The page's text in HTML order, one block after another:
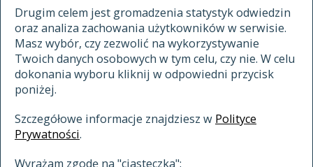
Drugim celem jest gromadzenia statystyk odwiedzin
oraz analiza zachowania użytkowników w serwisie.
Masz wybór, czy zezwolić na wykorzystywanie
Twoich danych osobowych w tym celu, czy nie. W celu
dokonania wyboru kliknij w odpowiedni przycisk
poniżej.
Szczegółowe informacje znajdziesz w Polityce
Prywatności.
Wyrażam zgodę na "ciasteczka":
materiały archiwalne
cytowanie
kontakt